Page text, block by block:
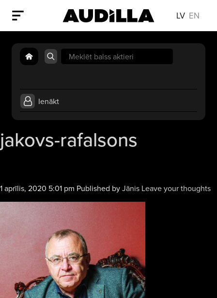
LV EN
Search
for:
Ienākt
jakovs-rafalsons
1 aprīlis, 2020 5:01 pm Published byJānis Leave your thoughts